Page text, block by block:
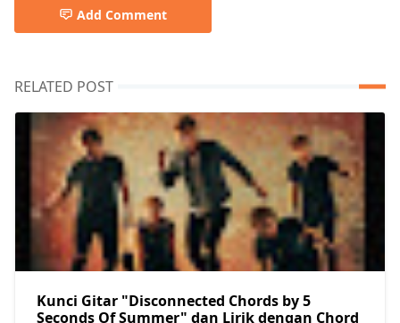
Add Comment
RELATED POST
Kunci Gitar "Disconnected Chords by 5
Seconds Of Summer" dan Lirik dengan Chord